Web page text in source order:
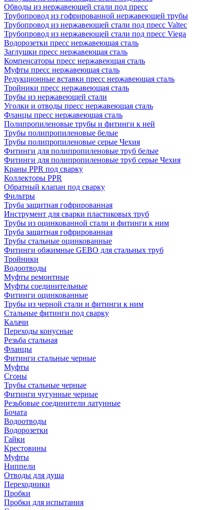
Обводы из нержавеющей стали под пресс
Трубопровод из гофрированной нержавеющей трубы
Трубопровод из нержавеющей стали под пресс Valtec
Трубопровод из нержавеющей стали под пресс Viega
Водорозетки пресс нержавеющая сталь
Заглушки пресс нержавеющая сталь
Компенсаторы пресс нержавеющая сталь
Муфты пресс нержавеющая сталь
Редукционные вставки пресс нержавеющая сталь
Тройники пресс нержавеющая сталь
Трубы из нержавеющей стали
Уголки и отводы пресс нержавеющая сталь
Фланцы пресс нержавеющая сталь
Полипропиленовые трубы и фитинги к ней
Трубы полипропиленовые белые
Трубы полипропиленовые серые Чехия
Фитинги для полипропиленовые труб белые
Фитинги для полипропиленовые труб серые Чехия
Краны PPR под сварку
Коллекторы PPR
Обратный клапан под сварку
Фильтры
Труба защитная гофрированная
Инструмент для сварки пластиковых труб
Трубы из оцинкованной стали и фитинги к ним
Труба защитная гофрированная
Трубы стальные оцинкованные
Фитинги обжимные GEBO для стальных труб
Тройники
Водоотводы
Муфты ремонтные
Муфты соединительные
Фитинги оцинкованные
Трубы из черной стали и фитинги к ним
Стальные фитинги под сварку
Калачи
Переходы конусные
Резьба стальная
Фланцы
Фитинги стальные черные
Муфты
Сгоны
Трубы стальные черные
Фитинги чугунные черные
Резьбовые соединители латунные
Бочата
Водоотводы
Водорозетки
Гайки
Крестовины
Муфты
Ниппели
Отводы для душа
Переходники
Пробки
Пробки для испытания